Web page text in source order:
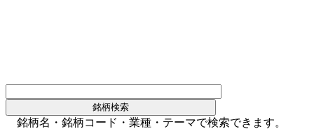
銘柄名・銘柄コード・業種・テーマで検索できます。